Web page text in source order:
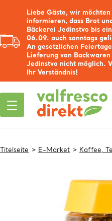
Liebe Gäste, wir
informieren, dass Brot
Bäckerei Jedinstvo bis
06.09. auch sonntags
An gesetzlichen
Lieferung von
Jedinstvo nicht möglich.
Ihr Verständnis!
Titelseite E-Market Kaffee,